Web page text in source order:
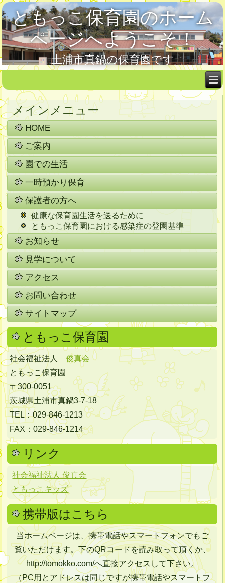
ともっこ保育園のホーム
ページへようこそ！
土浦市真鍋の保育園です
メインメニュー
HOME
ご案内
園での生活
一時預かり保育
保護者の方へ
健康な保育園生活を送るために
ともっこ保育園における感染症の登園基準
お知らせ
見学について
アクセス
お問い合わせ
サイトマップ
ともっこ保育園
社会福祉法人俊真会
ともっこ保育園
〒300-0051
茨城県土浦市真鍋3-7-18
TEL：029-846-1213
FAX：029-846-1214
リンク
社会福祉法人 俊真会
ともっこキッズ
携帯版はこちら
当ホームページは、携帯電話やスマートフォンでもご
覧いただけます。下のQRコードを読み取って頂くか、
http://tomokko.com/へ直接アクセスして下さい。
（PC用とアドレスは同じですが携帯電話やスマートフ